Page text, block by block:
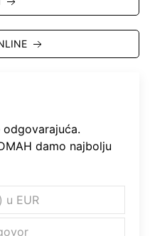
damo najbolju